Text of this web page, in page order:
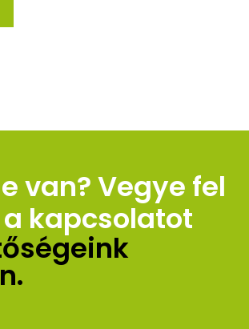
van? Vegye fel
kapcsolatot